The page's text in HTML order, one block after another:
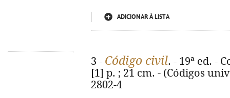
ADICIONAR À LISTA
3 - Código civil. - 19ª ed. -
[1] p. ; 21 cm. - (Códigos
2802-4